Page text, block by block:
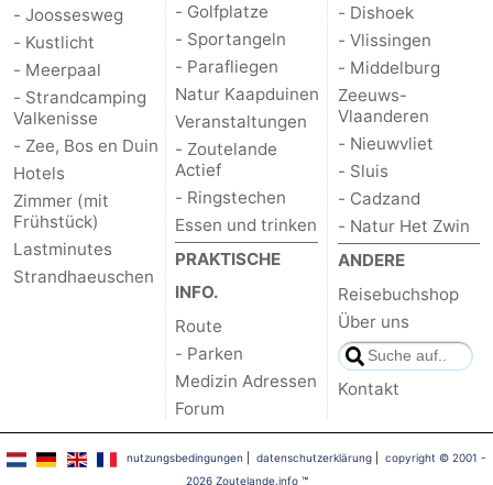
- Joossesweg
- Kustlicht
- Meerpaal
- Strandcamping
Valkenisse
- Zee, Bos en Duin
Hotels
Zimmer (mit
Frühstück)
Lastminutes
Strandhaeuschen
- Golfplatze
- Sportangeln
- Parafliegen
Natur Kaapduinen
Veranstaltungen
- Zoutelande
Actief
- Ringstechen
Essen und trinken
PRAKTISCHE
INFO.
Route
- Parken
Medizin Adressen
Forum
- Dishoek
- Vlissingen
- Middelburg
Zeeuws-
Vlaanderen
- Nieuwvliet
- Sluis
- Cadzand
- Natur Het Zwin
ANDERE
Reisebuchshop
Über uns
Kontakt
nutzungsbedingungen datenschutzerklärung| copyright © 2001 -
2026 Zoutelande.info™